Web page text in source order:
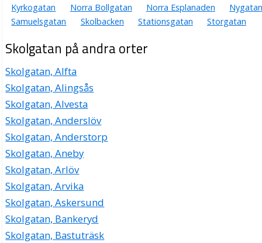
Kyrkogatan
Norra Bollgatan Norra Esplanaden
Nygatan
Samuelsgatan
Skolbacken Stationsgatan Storgatan
Skolgatan på andra orter
Skolgatan, Alfta
Skolgatan, Alingsås
Skolgatan, Alvesta
Skolgatan, Anderslöv
Skolgatan, Anderstorp
Skolgatan, Aneby
Skolgatan, Arlöv
Skolgatan, Arvika
Skolgatan, Askersund
Skolgatan, Bankeryd
Skolgatan, Bastuträsk